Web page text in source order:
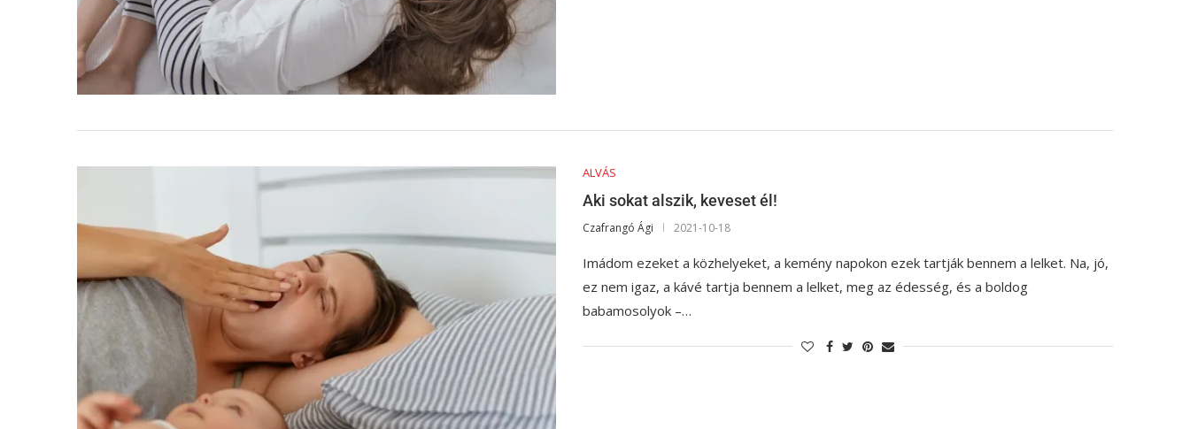
ALVÁS
Aki sokat alszik, keveset él!
Czafrangó Ági 2021-10-18
Imádom ezeket a közhelyeket, a kemény napokon ezek tartják bennem a lelket. Na, jó,
ez nem igaz, a kávé tartja bennem a lelket, meg az édesség, és a boldog
babamosolyok –…